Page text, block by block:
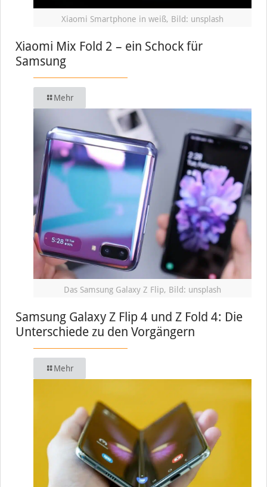
Xiaomi Smartphone in weiß, Bild: unsplash
Xiaomi Mix Fold 2 – ein Schock für
Samsung
Mehr
Das Samsung Galaxy Z Flip, Bild: unsplash
Samsung Galaxy Z Flip 4 und Z Fold 4: Die
Unterschiede zu den Vorgängern
Mehr